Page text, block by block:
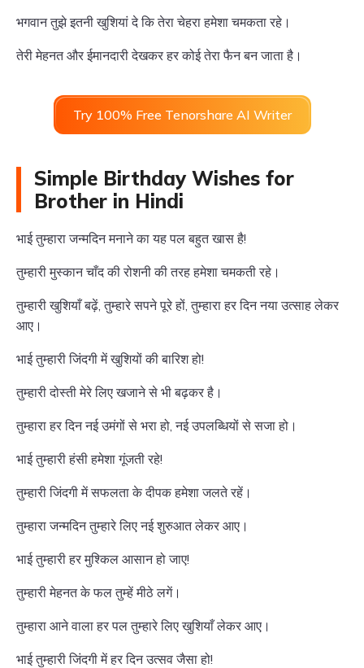
भगवान तुझे इतनी खुशियां दे कि तेरा चेहरा हमेशा चमकता रहे।
तेरी मेहनत और ईमानदारी देखकर हर कोई तेरा फैन बन जाता है।
Try 100% Free Tenorshare AI Writer
Simple Birthday Wishes for
Brother in Hindi
भाई तुम्हारा जन्मदिन मनाने का यह पल बहुत खास है!
तुम्हारी मुस्कान चाँद की रोशनी की तरह हमेशा चमकती रहे।
तुम्हारी खुशियाँ बढ़ें, तुम्हारे सपने पूरे हों, तुम्हारा हर दिन नया उत्साह लेकर
आए।
भाई तुम्हारी जिंदगी में खुशियों की बारिश हो!
तुम्हारी दोस्ती मेरे लिए खजाने से भी बढ़कर है।
तुम्हारा हर दिन नई उमंगों से भरा हो, नई उपलब्धियों से सजा हो।
भाई तुम्हारी हंसी हमेशा गूंजती रहे!
तुम्हारी जिंदगी में सफलता के दीपक हमेशा जलते रहें।
तुम्हारा जन्मदिन तुम्हारे लिए नई शुरुआत लेकर आए।
भाई तुम्हारी हर मुश्किल आसान हो जाए!
तुम्हारी मेहनत के फल तुम्हें मीठे लगें।
तुम्हारा आने वाला हर पल तुम्हारे लिए खुशियाँ लेकर आए।
भाई तुम्हारी जिंदगी में हर दिन उत्सव जैसा हो!